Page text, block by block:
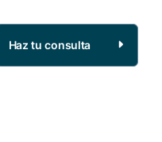
Haz tu consulta